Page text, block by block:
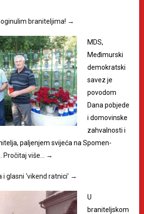
braniteljima! →
MDS,
Međimurski
demokratski
savez je
povodom
Dana pobjede
i domovinske
zahvalnosti i
paljenjem svijeća na Spomen-
Pročitaj više… →
glasni ‘vikend ratnici’ →
U
braniteljskom